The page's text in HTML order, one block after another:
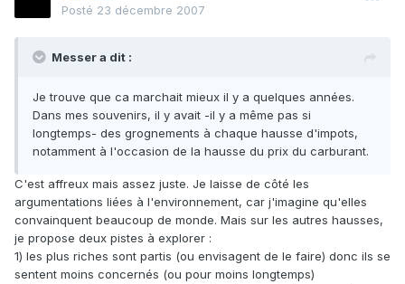
Posté 23 décembre 2007
Messer a dit :
Je trouve que ca marchait mieux il y a quelques années.
Dans mes souvenirs, il y avait -il y a même pas si
longtemps- des grognements à chaque hausse d'impots,
notamment à l'occasion de la hausse du prix du carburant.
C'est affreux mais assez juste. Je laisse de côté les
argumentations liées à l'environnement, car j'imagine qu'elles
convainquent beaucoup de monde. Mais sur les autres hausses,
je propose deux pistes à explorer :
1) les plus riches sont partis (ou envisagent de le faire) donc ils se
sentent moins concernés (ou pour moins longtemps)